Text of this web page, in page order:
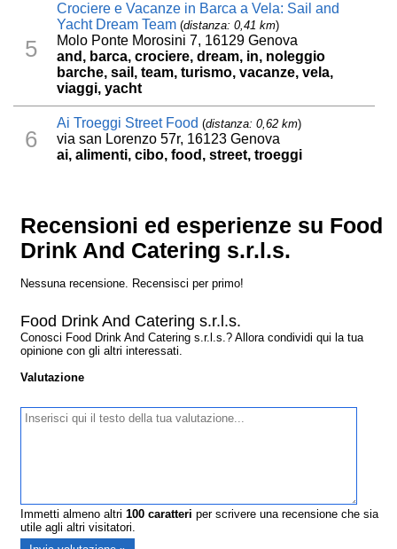
5
Crociere e Vacanze in Barca a Vela: Sail and
Yacht Dream Team (distanza: 0,41 km)
Molo Ponte Morosini 7, 16129 Genova
and, barca, crociere, dream, in, noleggio
barche, sail, team, turismo, vacanze, vela,
viaggi, yacht
6
Ai Troeggi Street Food (distanza: 0,62 km)
via san Lorenzo 57r, 16123 Genova
ai, alimenti, cibo, food, street, troeggi
Recensioni ed esperienze su Food
Drink And Catering s.r.l.s.
Nessuna recensione. Recensisci per primo!
Food Drink And Catering s.r.l.s.
Conosci Food Drink And Catering s.r.l.s.? Allora condividi qui la tua
opinione con gli altri interessati.
Valutazione
Immetti almeno altri100 caratteri per scrivere una recensione che sia
utile agli altri visitatori.